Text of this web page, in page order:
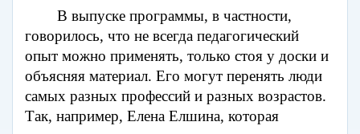
В выпуске программы, в частности,
говорилось, что не всегда педагогический
опыт можно применять, только стоя у доски и
объясняя материал. Его могут перенять люди
самых разных профессий и разных возрастов.
Так, например, Елена Елшина, которая